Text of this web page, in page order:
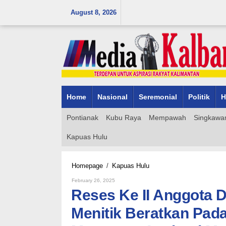
August 8, 2026
Home Nasional Seremonial Politik
Pontianak Kubu Raya Mempawah
Kapuas Hulu
Homepage / Kapuas HuluReses
Anggota
DPRD
Kapuas
Hulu
February 26, 2025
Reses Ke II Anggota
Menitik Beratkan